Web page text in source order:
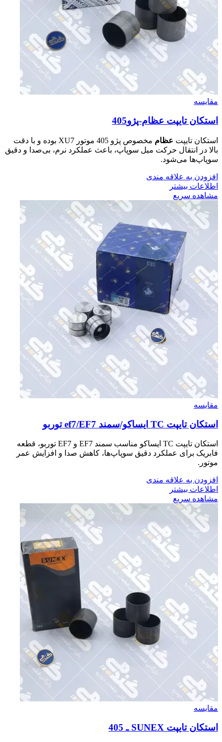
مقایسه
استكان تايپت عظام-پژو405
استکان تایپت عظام
مخصوص پژو 405 موتور XU7 بوده و با دقت
بالا در انتقال حرکت میل سوپاپ، باعث عملکرد نرم، بی‌صدا و دقیق
سوپاپ‌ها می‌شود.
افزودن به علاقه مندی
اطلاعات بیشتر
مشاهده سریع
مقایسه
استكان تايپت TC ايساكو/سمند ef7/EF7 توربو
استکان تایپت TC ایساکو مناسب سمند EF7 و EF7 توربو، قطعه
فابریک برای عملکرد دقیق سوپاپ‌ها، کاهش صدا و افزایش عمر
موتور.
افزودن به علاقه مندی
اطلاعات بیشتر
مشاهده سریع
مقایسه
استكان تايپت SUNEX ـ 405